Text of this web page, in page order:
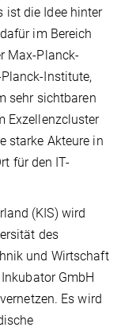
ist die Idee hinter
im Bereich
Max-Planck-
Institute,
sehr sichtbaren
Exzellenzcluster
starke Akteure in
für den IT-
(KIS) wird
des
und Wirtschaft
GmbH
Es wird